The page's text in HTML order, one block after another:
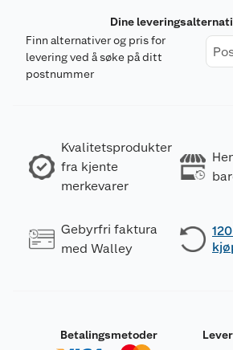
Dine
Finn alternativer og pris for
levering ved å søke på ditt
postnummer
Kvalitetsprodukter
fra kjente
merkevarer
Gebyrfri faktura
med Walley
Betalingsmetoder